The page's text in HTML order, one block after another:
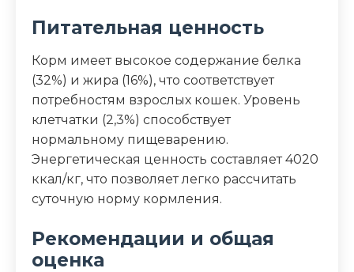
Питательная ценность
Корм имеет высокое содержание белка
(32%) и жира (16%), что соответствует
потребностям взрослых кошек. Уровень
клетчатки (2,3%) способствует
нормальному пищеварению.
Энергетическая ценность составляет 4020
ккал/кг, что позволяет легко рассчитать
суточную норму кормления.
Рекомендации и общая
оценка